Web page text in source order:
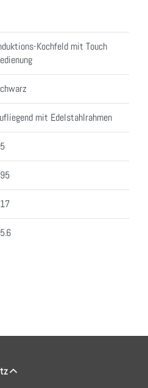
Kochfeld mit Touch
mit Edelstahlrahmen